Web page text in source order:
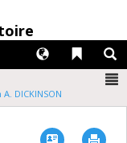
Liens
Langues
A. DICKINSON
Vcard